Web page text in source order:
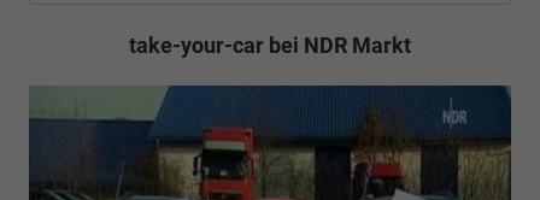
take-your-car bei NDR Markt